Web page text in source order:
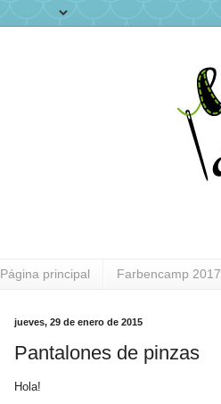
Página principal Farbencamp 2017
jueves, 29 de enero de 2015
Pantalones de pinzas
Hola!